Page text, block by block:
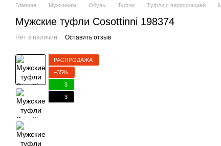
Главная Мужчинам Обувь Туфли Tуфли с перфорацией
Мужские туфли Cosottinni 198374
Нет в наличии Оставить отзыв
РАСПРОДАЖА
−35%
3
3